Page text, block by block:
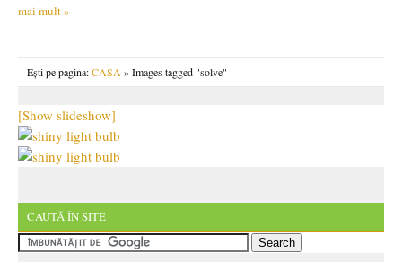
mai mult »
Ești pe pagina:CASA » Images tagged "solve"
[Show slideshow]
CAUTĂ ÎN SITE